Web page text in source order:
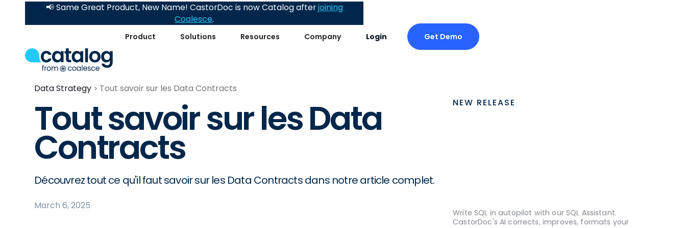
Product Solutions Resources Company Login Get Demo
📢 Same Great Product, New Name! CastorDoc is now Catalog afterjoining
Coalesce.
Data Strategy Tout savoir sur les Data Contracts
Tout savoir sur les Data
Contracts
Découvrez tout ce qu'il faut savoir sur les Data Contracts dans notre article complet.
March 6, 2025
NEW RELEASE
Write SQL in autopilot with our SQL Assistant.
CastorDoc's AI corrects, improves, formats your